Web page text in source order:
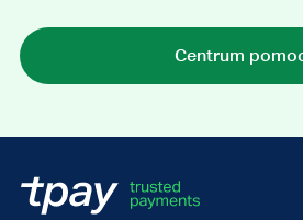
Centrum